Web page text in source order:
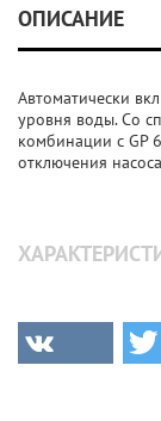
ОПИСАНИЕ
Автоматически
уровня воды. Со
комбинации с GP
отключения